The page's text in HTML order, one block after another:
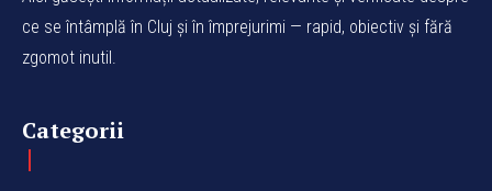
ce se întâmplă în Cluj și în împrejurimi — rapid, obiectiv și fără
zgomot inutil.
Categorii